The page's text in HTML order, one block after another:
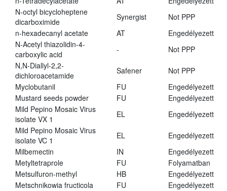
N-octyl bicycloheptene
dicarboximide
Synergist
Not PPP
n-hexadecanyl acetate
AT
Engedélyezett
N-Acetyl thiazolidin-4-
carboxylic acid
-
Not PPP
N,N-Diallyl-2,2-
dichloroacetamide
Safener
Not PPP
Myclobutanil
FU
Engedélyezett
Mustard seeds powder
FU
Engedélyezett
Mild Pepino Mosaic Virus
isolate VX 1
EL
Engedélyezett
Mild Pepino Mosaic Virus
isolate VC 1
EL
Engedélyezett
Milbemectin
IN
Engedélyezett
Metyltetraprole
FU
Folyamatban
Metsulfuron-methyl
HB
Engedélyezett
Metschnikowia fructicola
FU Engedélyezett